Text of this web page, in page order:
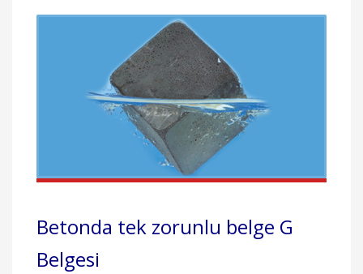
Betonda tek zorunlu belge G
Belgesi